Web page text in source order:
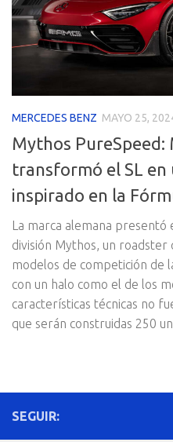
MERCEDES BENZ MAYO 25,
Mythos PureSpeed:
transformó el SL
inspirado en la
La marca alemana
división Mythos, un roadster
modelos de competición de
con un halo como el de los
características técnicas no
que serán construidas 250
SEGUIR: